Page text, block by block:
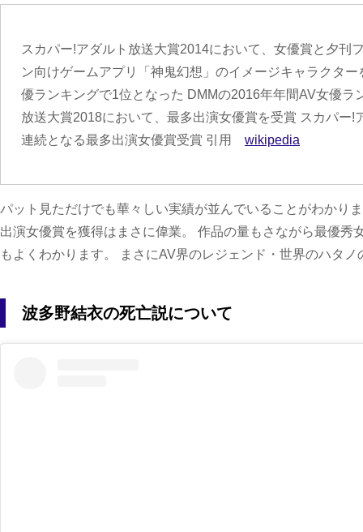
スカパー!アダルト放送大賞2014において、女優賞と夕刊
ン向けゲームアプリ「神鬼幻想」のイメージキャラクタ
優ランキングで1位となった DMMの2016年年間AV女優ラ
放送大賞2018において、最多出演女優賞を受賞 スカパー!
連続となる最多出演女優賞受賞 引用 wikipedia
パット見ただけでも華々しい実績が並んでいることがわかり
出演女優賞を獲得はまさに偉業。 作品の量もさながら最優秀
もよくわかります。 まさにAV界のレジェンド・世界のハタ
波多野結衣の死亡説について